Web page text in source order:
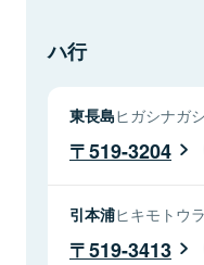
ハ行
東長島ヒガシナガ
519-3204
引本浦ヒキモトウラ
519-3413